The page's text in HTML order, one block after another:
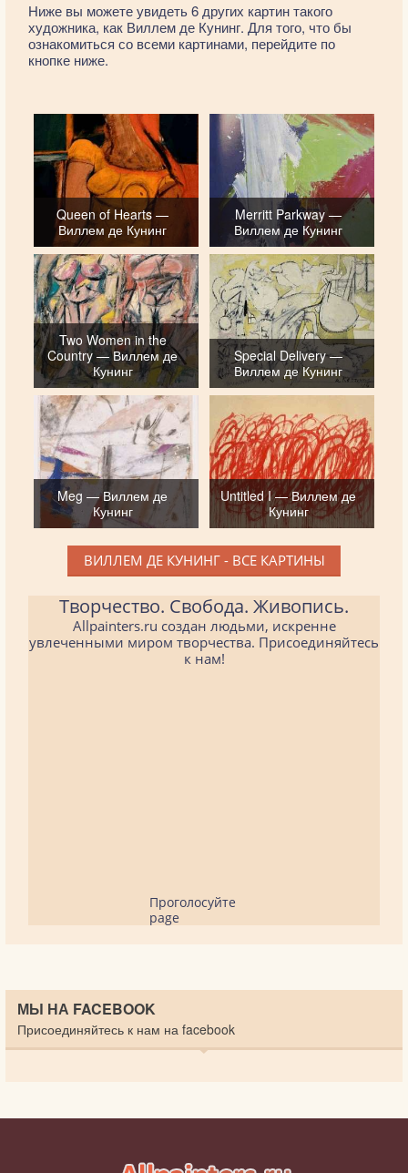
Ниже вы можете увидеть 6 других картин такого
художника, как Виллем де Кунинг. Для того, что бы
ознакомиться со всеми картинами, перейдите по
кнопке ниже.
Queen of Hearts —
Виллем де Кунинг
Merritt Parkway —
Виллем де Кунинг
Two Women in the
Country — Виллем де
Кунинг
Special Delivery —
Виллем де Кунинг
Meg — Виллем де
Кунинг
Untitled I — Виллем де
Кунинг
ВИЛЛЕМ ДЕ КУНИНГ - ВСЕ КАРТИНЫ
Творчество. Свобода. Живопись.
Allpainters.ru создан людьми, искренне
увлеченными миром творчества. Присоединяйтесь
к нам!
Проголосуйте
page
МЫ НА FACEBOOK
Присоединяйтесь к нам на facebook